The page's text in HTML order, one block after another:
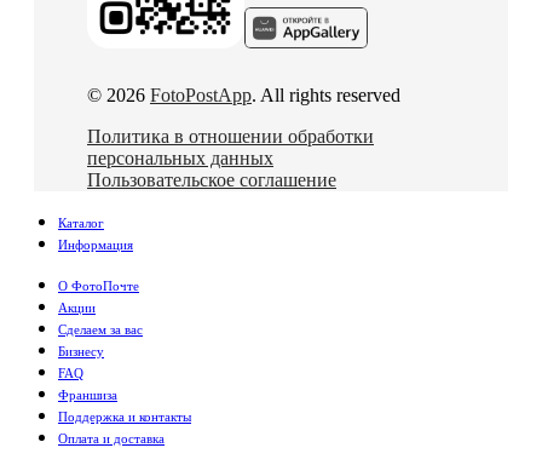
© 2026 FotoPostApp. All rights reserved
Политика в отношении обработки
персональных данных
Пользовательское соглашение
Каталог
Информация
О ФотоПочте
Акции
Сделаем за вас
Бизнесу
FAQ
Франшиза
Поддержка и контакты
Оплата и доставка